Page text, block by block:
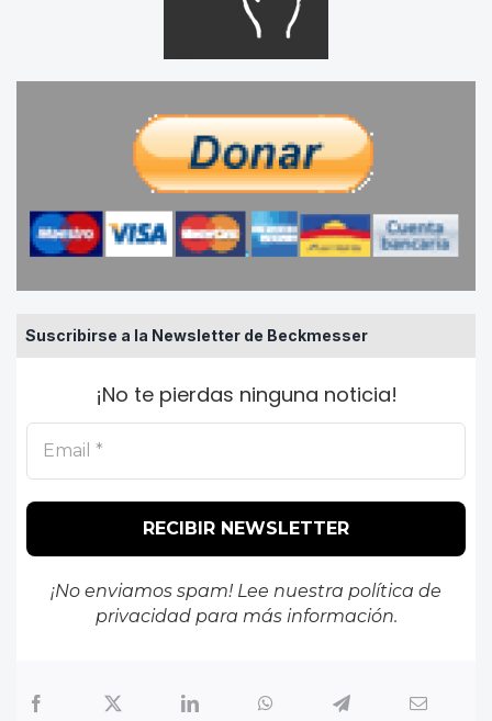
Suscribirse a la Newsletter de Beckmesser
¡No te pierdas ninguna noticia!
¡No enviamos spam! Lee nuestra política de
privacidadpara más información.